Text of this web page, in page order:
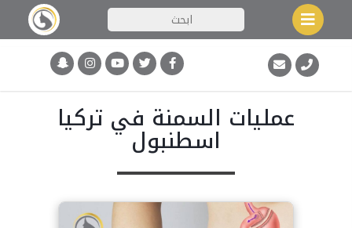
عمليات السمنة في تركيا
اسطنبول